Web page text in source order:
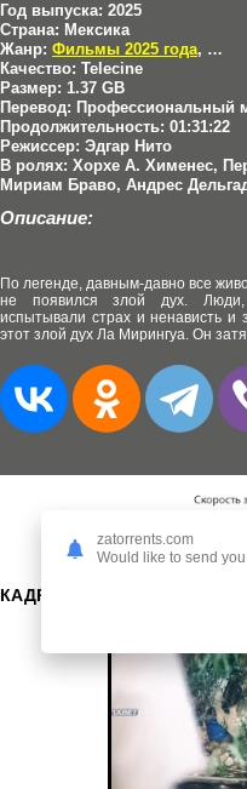
Год выпуска: 2025
Страна: Мексика
Жанр: Фильмы 2025 года,
Качество: Telecine
Размер: 1.37 GB
Перевод: Профессиональный
Продолжительность: 01:31:22
Режиссер: Эдгар Нито
В ролях: Хорхе А. Хименес,
Мириам Браво, Андрес
Описание:
По легенде, давным-давно все
не появился злой дух.
испытывали страх и ненависть и
этот злой дух Ла Мирингуа. Он
КАДРЫ:
zatorrents.com
Would like to send